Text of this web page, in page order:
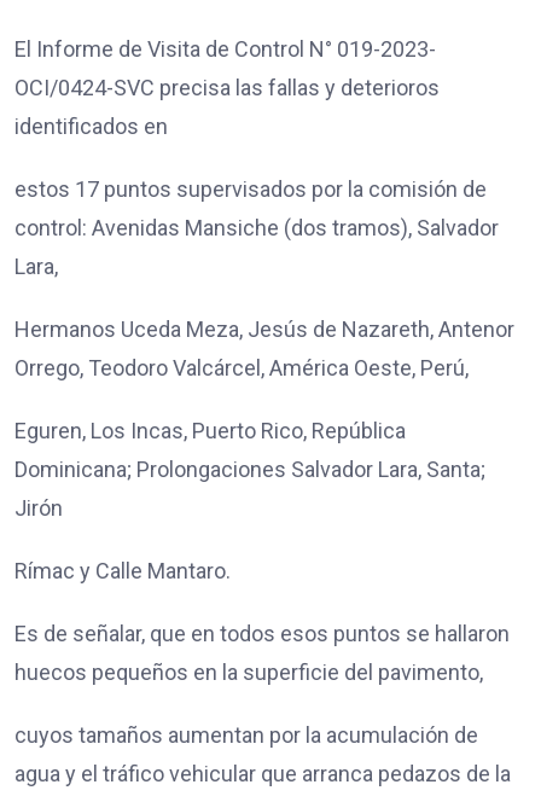
El Informe de Visita de Control N° 019-2023-
OCI/0424-SVC precisa las fallas y deterioros
identificados en
estos 17 puntos supervisados por la comisión de
control: Avenidas Mansiche (dos tramos), Salvador
Lara,
Hermanos Uceda Meza, Jesús de Nazareth, Antenor
Orrego, Teodoro Valcárcel, América Oeste, Perú,
Eguren, Los Incas, Puerto Rico, República
Dominicana; Prolongaciones Salvador Lara, Santa;
Jirón
Rímac y Calle Mantaro.
Es de señalar, que en todos esos puntos se hallaron
huecos pequeños en la superficie del pavimento,
cuyos tamaños aumentan por la acumulación de
agua y el tráfico vehicular que arranca pedazos de la